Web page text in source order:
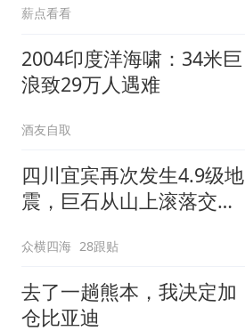
薪点看看
2004印度洋海啸：34米巨
浪致29万人遇难
酒友自取
四川宜宾再次发生4.9级地
震，巨石从山上滚落交通
众横四海 28跟贴
去了一趟熊本，我决定加
仓比亚迪